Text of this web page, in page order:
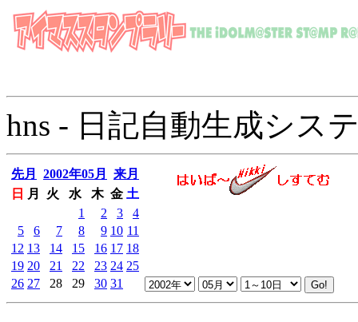
hns - 日記自動生成シス
先月 2002年05月
来月
日
月 火 水 木 金 土
1
2 3
4
5
6 7 8 9 10 11
12 13 14 15 16 17 18
19 20 21 22 23 24 25
26 27 28 29 30 31